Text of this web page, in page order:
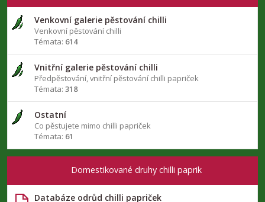
Venkovní galerie pěstování chilli
Venkovní pěstování chilli
Témata: 614
Vnitřní galerie pěstování chilli
Předpěstování, vnitřní pěstování chilli papriček
Témata: 318
Ostatní
Co pěstujete mimo chilli papriček
Témata: 61
Domestikované druhy chilli paprik
Databáze odrůd chilli papriček